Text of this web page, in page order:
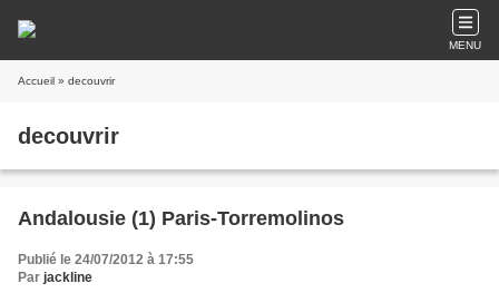
MENU
Accueil » decouvrir
decouvrir
Andalousie (1) Paris-Torremolinos
Publié le 24/07/2012 à 17:55
Par jackline